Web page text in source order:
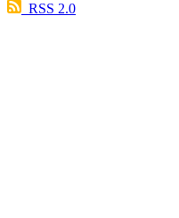
RSS 2.0